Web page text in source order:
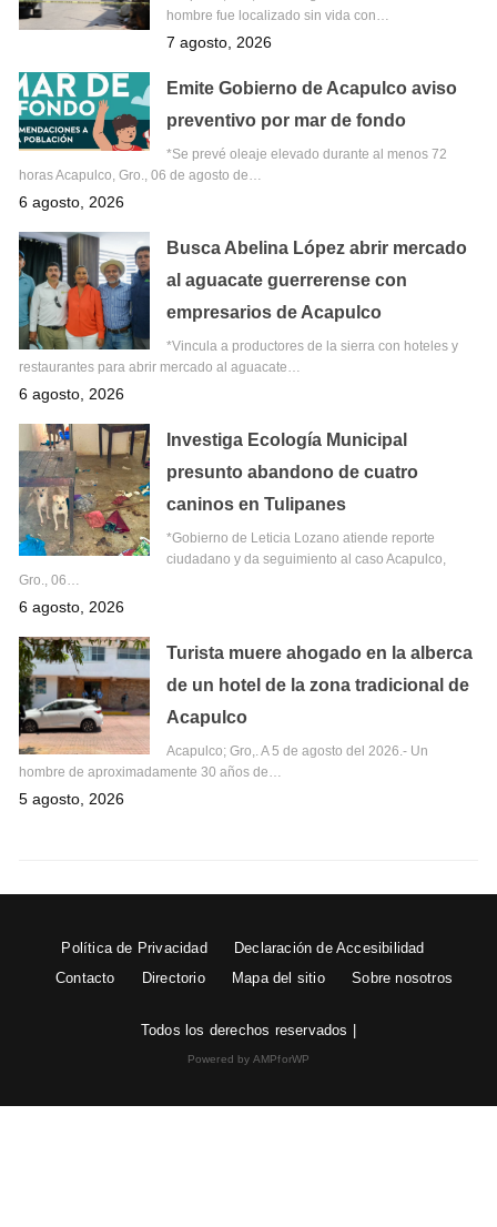
hombre fue localizado sin vida con…
7 agosto, 2026
Emite Gobierno de Acapulco aviso
preventivo por mar de fondo
*Se prevé oleaje elevado durante al menos 72
horas Acapulco, Gro., 06 de agosto de…
6 agosto, 2026
Busca Abelina López abrir mercado
al aguacate guerrerense con
empresarios de Acapulco
*Vincula a productores de la sierra con hoteles y
restaurantes para abrir mercado al aguacate…
6 agosto, 2026
Investiga Ecología Municipal
presunto abandono de cuatro
caninos en Tulipanes
*Gobierno de Leticia Lozano atiende reporte
ciudadano y da seguimiento al caso Acapulco,
Gro., 06…
6 agosto, 2026
Turista muere ahogado en la alberca
de un hotel de la zona tradicional de
Acapulco
Acapulco; Gro,. A 5 de agosto del 2026.- Un
hombre de aproximadamente 30 años de…
5 agosto, 2026
Política de Privacidad
Declaración de Accesibilidad
Contacto
Directorio Mapa del sitio Sobre nosotros
Todos los derechos reservados |
Powered by AMPforWP